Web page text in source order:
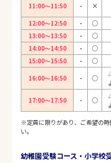
11:00～11:50
- ×
12:00～12:50
- ○
13:00～13:50
- ○
14:00～14:50
- ○
15:00～15:50
- ○
16:00～16:50
- ○
17:00～17:50 - ○
※定員に限りがあり、ご希望の
い。
幼稚園受験コース・小学校